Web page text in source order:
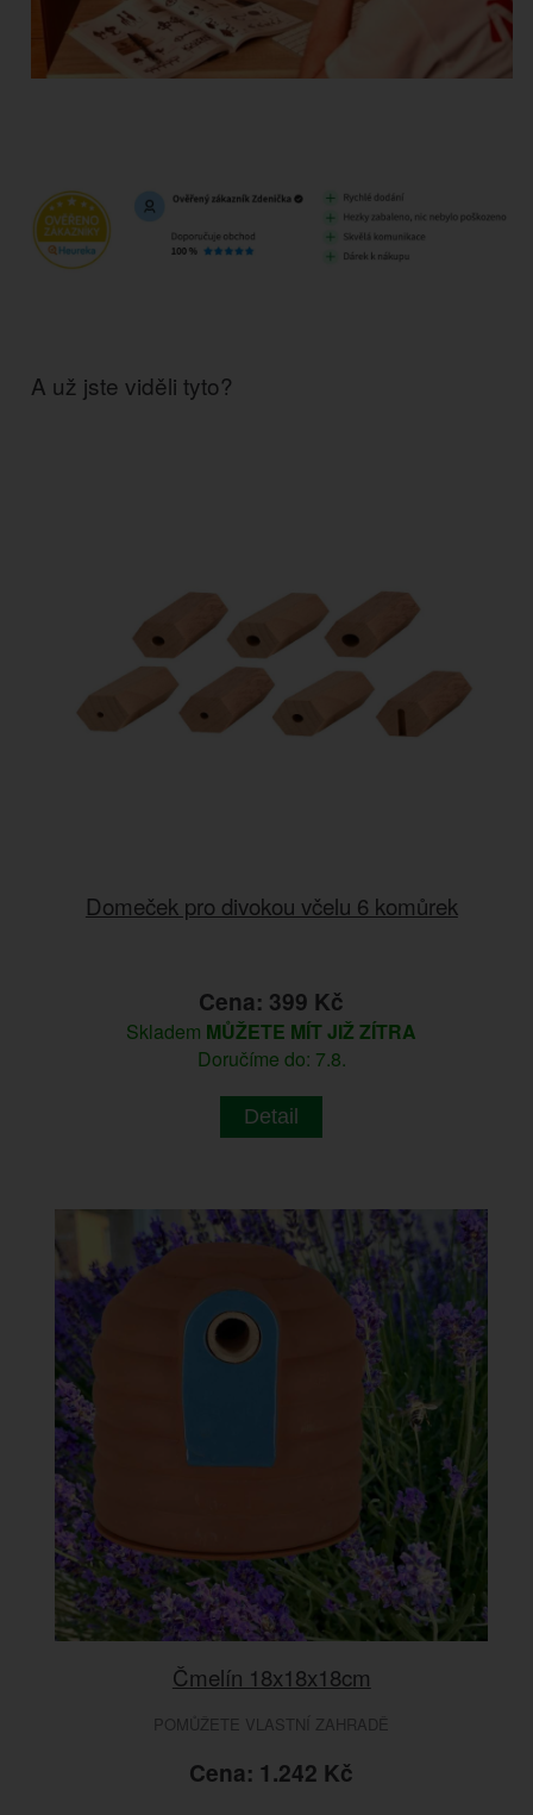
A už jste viděli tyto?
Domeček pro divokou včelu 6 komůrek
Cena: 399 Kč
Skladem MŮŽETE MÍT JIŽ ZÍTRA
Doručíme do: 7.8.
Detail
Čmelín 18x18x18cm
POMŮŽETE VLASTNÍ ZAHRADĚ
Cena: 1.242 Kč